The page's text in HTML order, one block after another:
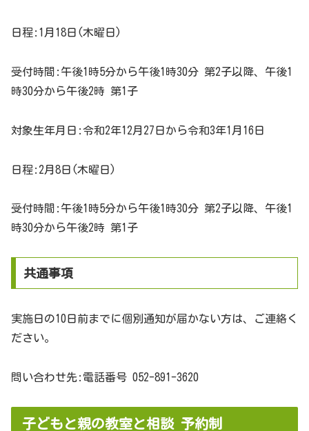
日程:1月18日(木曜日)
受付時間:午後1時5分から午後1時30分 第2子以降、午後1
時30分から午後2時 第1子
対象生年月日:令和2年12月27日から令和3年1月16日
日程:2月8日(木曜日)
受付時間:午後1時5分から午後1時30分 第2子以降、午後1
時30分から午後2時 第1子
共通事項
実施日の10日前までに個別通知が届かない方は、ご連絡く
ださい。
問い合わせ先:電話番号 052-891-3620
子どもと親の教室と相談 予約制